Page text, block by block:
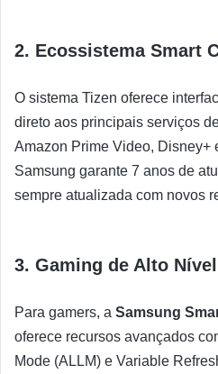
2. Ecossistema Smart
O sistema Tizen oferece
direto aos principais serviços
Amazon Prime Video, Disney+
Samsung garante 7 anos de
sempre atualizada com novos
3. Gaming de Alto Nível
Para gamers, a Samsung
oferece recursos avançados
Mode (ALLM) e Variable